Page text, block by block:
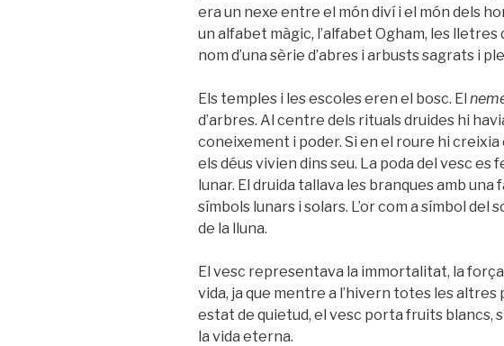
era un nexe entre el món diví i el món dels
un alfabet màgic, l’alfabet Ogham, les lletres
nom d’una sèrie d’abres i arbusts sagrats i
Els temples i les escoles eren el bosc. El
d’arbres. Al centre dels rituals druides hi
coneixement i poder. Si en el roure hi creixia
els déus vivien dins seu. La poda del vesc es
lunar. El druida tallava les branques amb una
símbols lunars i solars. L’or com a símbol del
de la lluna.
El vesc representava la immortalitat, la
vida, ja que mentre a l’hivern totes les
estat de quietud, el vesc porta fruits blancs,
la vida eterna.